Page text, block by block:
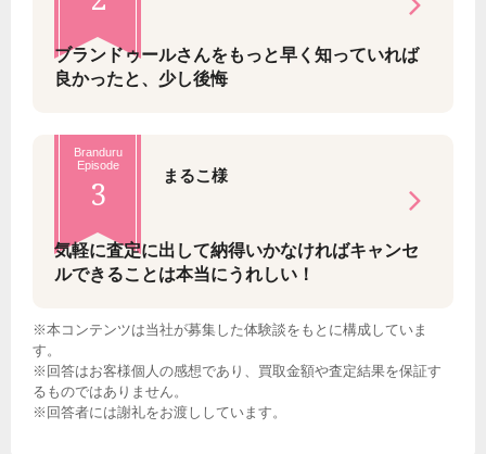
ブランドゥールさんをもっと早く知っていれば
良かったと、少し後悔
Branduru
Episode
3 まるこ様
気軽に査定に出して納得いかなければキャンセ
ルできることは本当にうれしい！
※本コンテンツは当社が募集した体験談をもとに構成していま
す。
※回答はお客様個人の感想であり、買取金額や査定結果を保証す
るものではありません。
※回答者には謝礼をお渡ししています。